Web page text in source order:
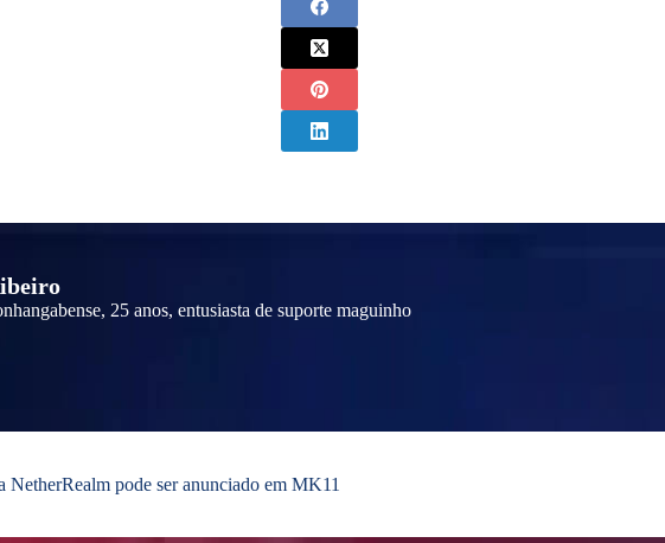
25 anos, entusiasta de suporte maguinho
NetherRealm pode ser anunciado em MK11